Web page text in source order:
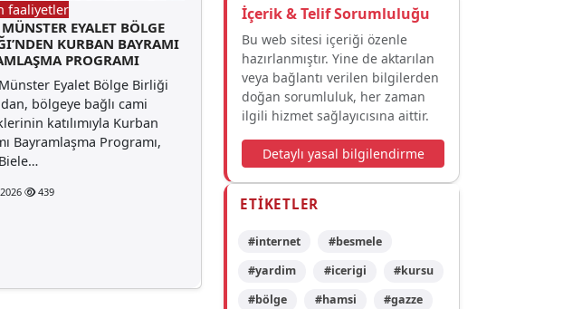
faaliyetler
EYALET BÖLGE
KURBAN BAYRAMI
PROGRAMI
Eyalet Bölge Birliği
bölgeye bağlı cami
katılımıyla Kurban
Bayramlaşma Programı,
439
İçerik & Telif Sorumluluğu
Bu web sitesi içeriği özenle
hazırlanmıştır. Yine de aktarılan
veya bağlantı verilen bilgilerden
doğan sorumluluk, her zaman
ilgili hizmet sağlayıcısına aittir.
Detaylı yasal bilgilendirme
ETIKETLER
#internet
#besmele
#yardim
#icerigi
#kursu
#bölge
#hamsi
#gazze